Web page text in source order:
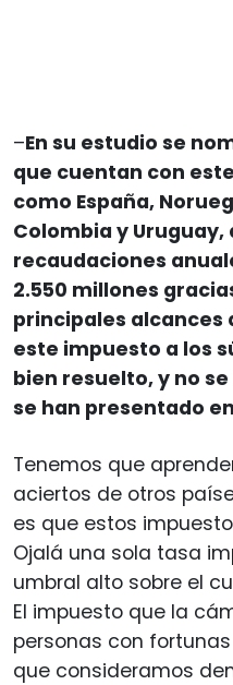
–En su estudio se
que cuentan con
como España,
Colombia y Uruguay,
recaudaciones
2.550 millones
principales alcances
este impuesto a los
bien resuelto, y no
se han presentado
Tenemos que
aciertos de otros
es que estos
Ojalá una sola tasa
umbral alto sobre el
El impuesto que la
personas con fortunas
que consideramos